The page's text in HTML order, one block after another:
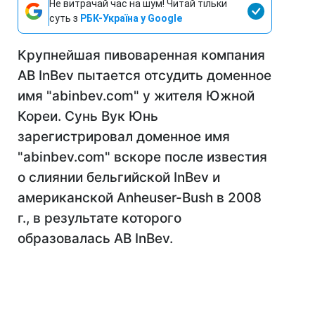
Не витрачай час на шум! Читай тільки
суть з РБК-Україна у Google
Крупнейшая пивоваренная компания
AB InBev пытается отсудить доменное
имя "abinbev.com" у жителя Южной
Кореи. Сунь Вук Юнь
зарегистрировал доменное имя
"abinbev.com" вскоре после известия
о слиянии бельгийской InBev и
американской Anheuser-Bush в 2008
г., в результате которого
образовалась AB InBev.